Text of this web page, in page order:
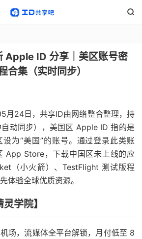

Apple ID 分享｜美区账号密
合集（实时同步）
月24日，共享ID由网络整合整理，持
动同步），美国区 Apple ID 指的是
为“美国”的账号。通过登录此类账
App Store，下载中国区未上线的应
（小火箭）、TestFlight 测试版程
体验全球优质资源。
学院】
场，流媒体全平台解锁，月付低至 8